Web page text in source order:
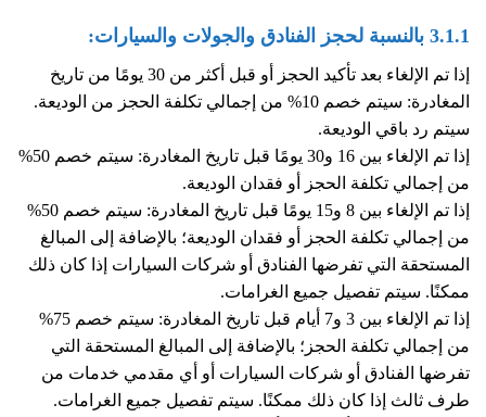
3.1.1 بالنسبة لحجز الفنادق والجولات والسيارات:
إذا تم الإلغاء بعد تأكيد الحجز أو قبل أكثر من 30 يومًا من تاريخ
المغادرة: سيتم خصم 10% من إجمالي تكلفة الحجز من الوديعة.
سيتم رد باقي الوديعة.
إذا تم الإلغاء بين 16 و30 يومًا قبل تاريخ المغادرة: سيتم خصم 50%
من إجمالي تكلفة الحجز أو فقدان الوديعة.
إذا تم الإلغاء بين 8 و15 يومًا قبل تاريخ المغادرة: سيتم خصم 50%
من إجمالي تكلفة الحجز أو فقدان الوديعة؛ بالإضافة إلى المبالغ
المستحقة التي تفرضها الفنادق أو شركات السيارات إذا كان ذلك
ممكنًا. سيتم تفصيل جميع الغرامات.
إذا تم الإلغاء بين 3 و7 أيام قبل تاريخ المغادرة: سيتم خصم 75%
من إجمالي تكلفة الحجز؛ بالإضافة إلى المبالغ المستحقة التي
تفرضها الفنادق أو شركات السيارات أو أي مقدمي خدمات من
طرف ثالث إذا كان ذلك ممكنًا. سيتم تفصيل جميع الغرامات.